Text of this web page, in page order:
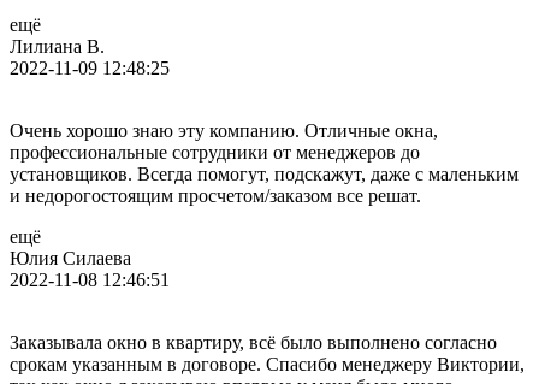
ещё
Лилиана В.
2022-11-09 12:48:25
Очень хорошо знаю эту компанию. Отличные окна,
профессиональные сотрудники от менеджеров до
установщиков. Всегда помогут, подскажут, даже с маленьким
и недорогостоящим просчетом/заказом все решат.
ещё
Юлия Силаева
2022-11-08 12:46:51
Заказывала окно в квартиру, всё было выполнено согласно
срокам указанным в договоре. Спасибо менеджеру Виктории,